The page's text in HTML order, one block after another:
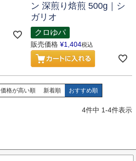
ン 深煎り焙煎 500g｜シ
ガリオ
クロゆパ
販売価格 ¥1,404税込
価格が高い順 新着順 おすすめ順
4件中 1-4件表示